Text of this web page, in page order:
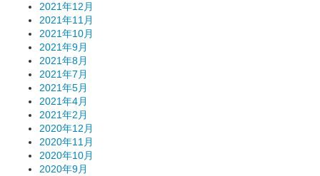
2021年12月
2021年11月
2021年10月
2021年9月
2021年8月
2021年7月
2021年5月
2021年4月
2021年2月
2020年12月
2020年11月
2020年10月
2020年9月